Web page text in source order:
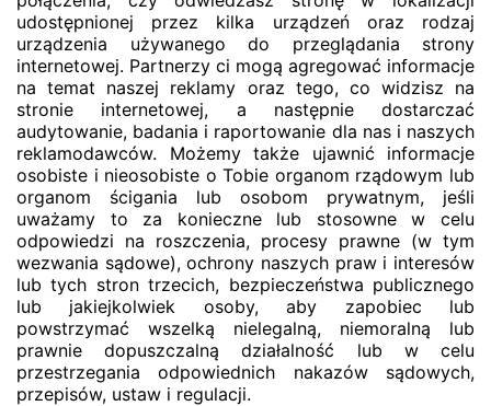
udostępnionej przez kilka urządzeń oraz rodzaj
urządzenia używanego do przeglądania strony
internetowej. Partnerzy ci mogą agregować informacje
na temat naszej reklamy oraz tego, co widzisz na
stronie internetowej, a następnie dostarczać
audytowanie, badania i raportowanie dla nas i naszych
reklamodawców. Możemy także ujawnić informacje
osobiste i nieosobiste o Tobie organom rządowym lub
organom ścigania lub osobom prywatnym, jeśli
uważamy to za konieczne lub stosowne w celu
odpowiedzi na roszczenia, procesy prawne (w tym
wezwania sądowe), ochrony naszych praw i interesów
lub tych stron trzecich, bezpieczeństwa publicznego
lub jakiejkolwiek osoby, aby zapobiec lub
powstrzymać wszelką nielegalną, niemoralną lub
prawnie dopuszczalną działalność lub w celu
przestrzegania odpowiednich nakazów sądowych,
przepisów, ustaw i regulacji.